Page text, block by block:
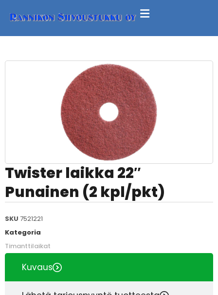
Twister laikka 22″
Punainen (2 kpl/pkt)
SKU 7521221
Kategoria
Timanttilaikat
Kuvaus